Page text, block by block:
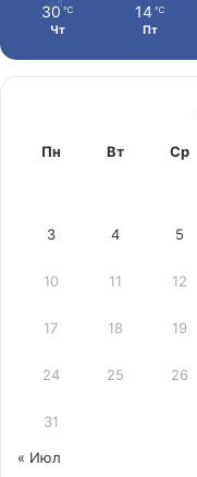
30 ℃
Чт
14 ℃
Пт
Пн Вт Ср
3 4 5
10 11 12
17 18 19
24 25 26
31
« Июл